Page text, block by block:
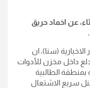
عن اخماد حريق
(سنا)، ان
داخل مخزن للأدوات
بمنطقة الطالبية
سريع الاشتعال